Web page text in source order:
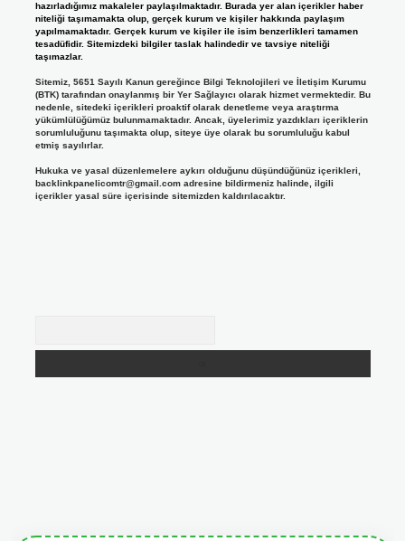
hazırladığımız makaleler paylaşılmaktadır. Burada yer alan içerikler haber
niteliği taşımamakta olup, gerçek kurum ve kişiler hakkında paylaşım
yapılmamaktadır. Gerçek kurum ve kişiler ile isim benzerlikleri tamamen
tesadüfidir. Sitemizdeki bilgiler taslak halindedir ve tavsiye niteliği
taşımazlar.
Sitemiz, 5651 Sayılı Kanun gereğince Bilgi Teknolojileri ve İletişim Kurumu
(BTK) tarafından onaylanmış bir Yer Sağlayıcı olarak hizmet vermektedir. Bu
nedenle, sitedeki içerikleri proaktif olarak denetleme veya araştırma
yükümlülüğümüz bulunmamaktadır. Ancak, üyelerimiz yazdıkları içeriklerin
sorumluluğunu taşımakta olup, siteye üye olarak bu sorumluluğu kabul
etmiş sayılırlar.
Hukuka ve yasal düzenlemelere aykırı olduğunu düşündüğünüz içerikleri,
backlinkpanelicomtr@gmail.comadresine bildirmeniz halinde, ilgili
içerikler yasal süre içerisinde sitemizden kaldırılacaktır.